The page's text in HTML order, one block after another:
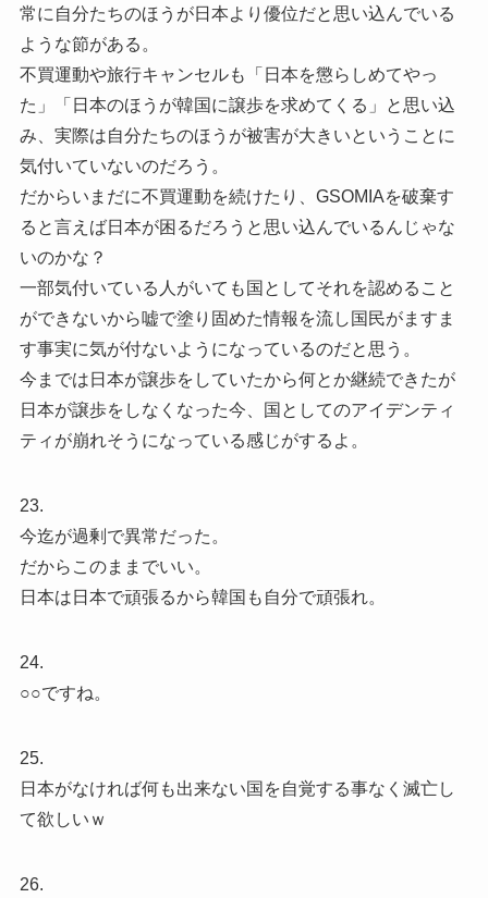
常に自分たちのほうが日本より優位だと思い込んでいる
ような節がある。
不買運動や旅行キャンセルも「日本を懲らしめてやっ
た」「日本のほうが韓国に譲歩を求めてくる」と思い込
み、実際は自分たちのほうが被害が大きいということに
気付いていないのだろう。
だからいまだに不買運動を続けたり、GSOMIAを破棄す
ると言えば日本が困るだろうと思い込んでいるんじゃな
いのかな？
一部気付いている人がいても国としてそれを認めること
ができないから嘘で塗り固めた情報を流し国民がますま
す事実に気が付ないようになっているのだと思う。
今までは日本が譲歩をしていたから何とか継続できたが
日本が譲歩をしなくなった今、国としてのアイデンティ
ティが崩れそうになっている感じがするよ。
23.
今迄が過剰で異常だった。
だからこのままでいい。
日本は日本で頑張るから韓国も自分で頑張れ。
24.
○○ですね。
25.
日本がなければ何も出来ない国を自覚する事なく滅亡し
て欲しいｗ
26.